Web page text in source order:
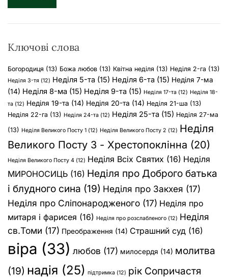
к
Ключові слова
Богородиця (13) Божа любов (13) Квітна неділя (13) Неділя 2-га (13)
Неділя 3-тя (12) Неділя 5-та (15) Неділя 6-та (15) Неділя 7-ма
(14) Неділя 8-ма (15) Неділя 9-та (15) Неділя 17-та (12) Неділя 18-
та (12) Неділя 19-та (14) Неділя 20-та (14) Неділя 21-ша (13)
Неділя 22-га (13) Неділя 24-та (12) Неділя 25-та (15) Неділя 27-ма
(13) Неділя Великого Посту 1 (12) Неділя Великого Посту 2 (12) Неділя
Великого Посту 3 - Хрестопоклінна (20)
Неділя Великого Посту 4 (12) Неділя Всіх Святих (16) Неділя
МИРОНОСИЦЬ (16) Неділя про Доброго батька
і блудного сина (19) Неділя про Закхея (17)
Неділя про Сліпонародженого (17) Неділя про
митаря і фарисея (16) Неділя про розслабленого (12) Неділя
св.Томи (17) Преображення (14) Страшний суд (16)
віра (33) любов (17) милосердя (14) молитва
(19) надія (25) підтримка (12) рік Сопричастя